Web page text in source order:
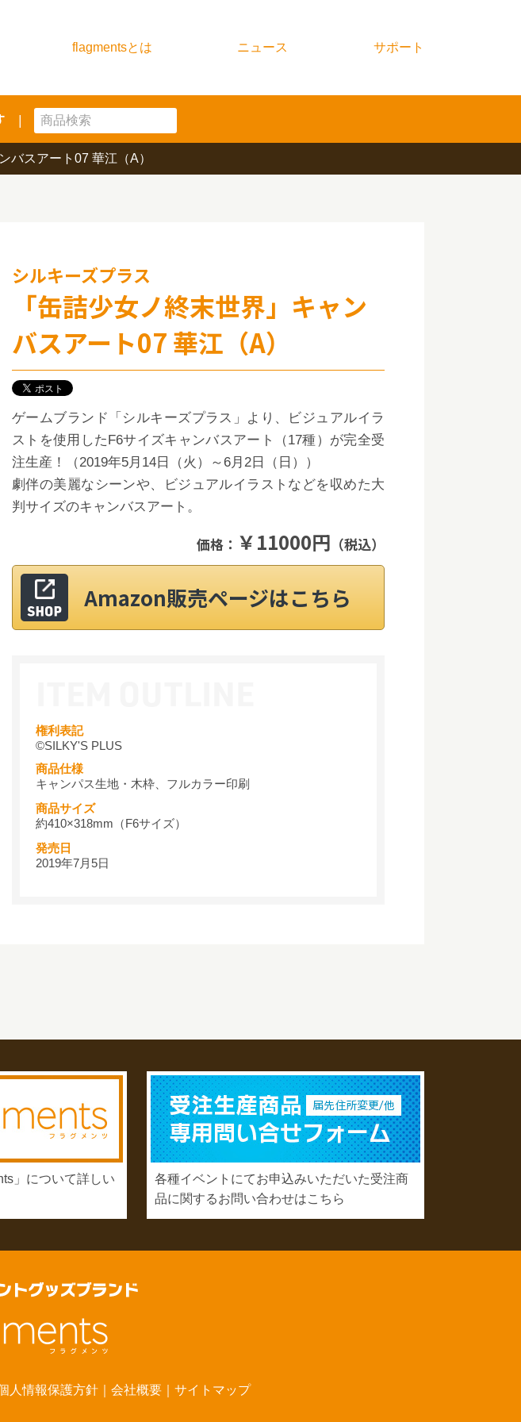
flagmentsとは ニュース サポート
バスアート07 華江（A）
シルキーズプラス
「缶詰少女ノ終末世界」キャン
バスアート07 華江（A）
ゲームブランド「シルキーズプラス」より、ビジュアルイラ
ストを使用したF6サイズキャンバスアート（17種）が完全受
注生産！（2019年5月14日（火）～6月2日（日））
劇伴の美麗なシーンや、ビジュアルイラストなどを収めた大
判サイズのキャンバスアート。
価格： ￥11000円 （税込）
Amazon販売ページはこちら
権利表記
©SILKY'S PLUS
商品仕様
キャンパス生地・木枠、フルカラー印刷
商品サイズ
約410×318mm（F6サイズ）
発売日
2019年7月5日
」について詳しい
各種イベントにてお申込みいただいた受注商
品に関するお問い合わせはこちら
人情報保護方針｜ 会社概要｜ サイトマップ